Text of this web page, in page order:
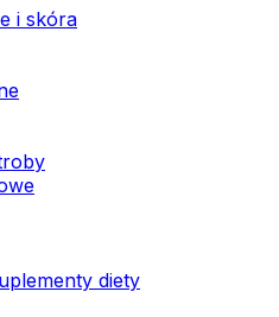
i skóra
diety